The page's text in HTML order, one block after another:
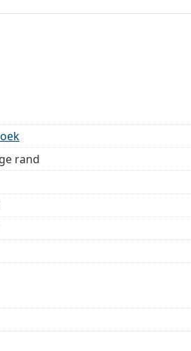
reinigen en verzorgen van
zakje in plaats van een doekje.
voor gebruik.
rand